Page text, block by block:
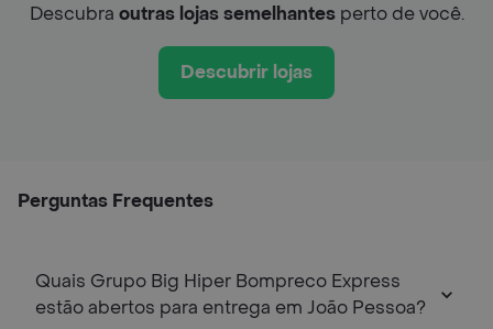
Descubra outras lojas semelhantesperto de você.
Descubrir lojas
Perguntas Frequentes
Quais Grupo Big Hiper Bompreco Express
estão abertos para entrega em João Pessoa?